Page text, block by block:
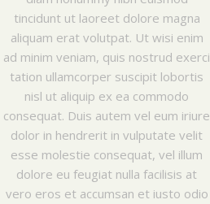
tincidunt ut laoreet dolore magna
aliquam erat volutpat. Ut wisi enim
ad minim veniam, quis nostrud exerci
tation ullamcorper suscipit lobortis
nisl ut aliquip ex ea commodo
consequat. Duis autem vel eum iriure
dolor in hendrerit in vulputate velit
esse molestie consequat, vel illum
dolore eu feugiat nulla facilisis at
vero eros et accumsan et iusto odio